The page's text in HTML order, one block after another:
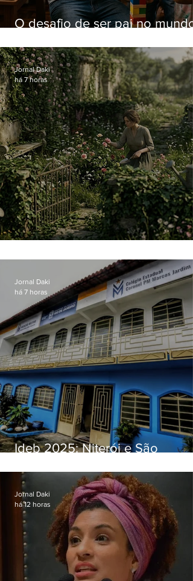
O desafio de ser pai no mundo
Jornal Daki
há 7 horas
Ideb 2025: Niterói e São
distintos no ensino médio; veja
Jornal Daki
há 7 horas
Jornal Daki
há 12 horas